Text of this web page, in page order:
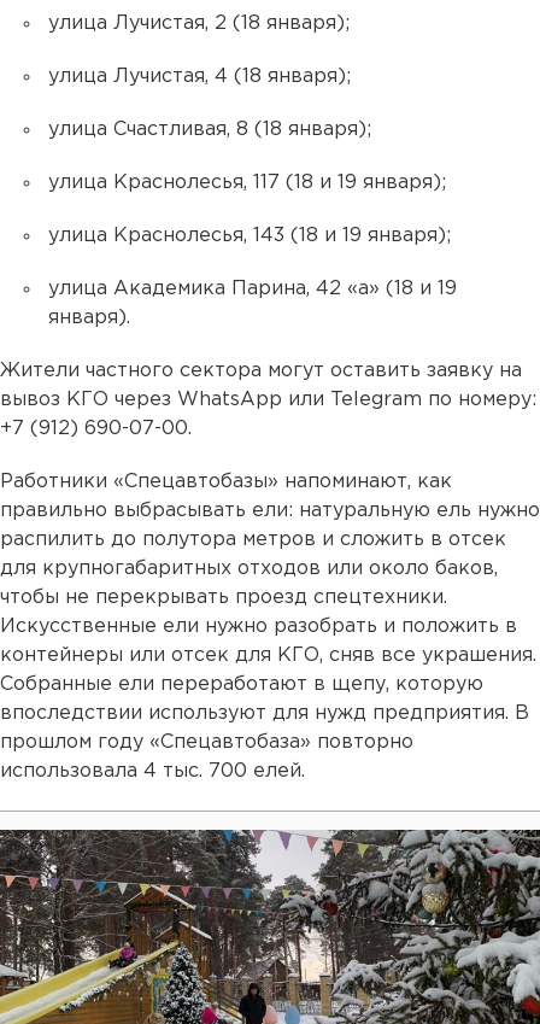
улица Лучистая, 2 (18 января);
улица Лучистая, 4 (18 января);
улица Счастливая, 8 (18 января);
улица Краснолесья, 117 (18 и 19 января);
улица Краснолесья, 143 (18 и 19 января);
улица Академика Парина, 42 «а» (18 и 19
января).
Жители частного сектора могут оставить заявку на
вывоз КГО через WhatsApp или Telegram по номеру:
+7 (912) 690-07-00.
Работники «Спецавтобазы» напоминают, как
правильно выбрасывать ели: натуральную ель нужно
распилить до полутора метров и сложить в отсек
для крупногабаритных отходов или около баков,
чтобы не перекрывать проезд спецтехники.
Искусственные ели нужно разобрать и положить в
контейнеры или отсек для КГО, сняв все украшения.
Собранные ели переработают в щепу, которую
впоследствии используют для нужд предприятия. В
прошлом году «Спецавтобаза» повторно
использовала 4 тыс. 700 елей.